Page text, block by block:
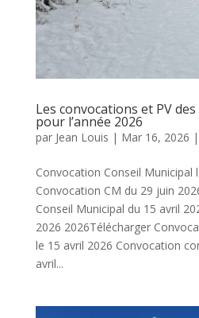
Les convocations et PV
pour l’année 2026
par Jean Louis | Mar 16, 2026 |
Convocation Conseil Municipal
Convocation CM du 29 juin
Conseil Municipal du 15 avril
2026 2026Télécharger
le 15 avril 2026 Convocation
avril...